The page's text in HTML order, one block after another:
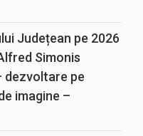
Județean pe 2026
Simonis
dezvoltare pe
imagine –